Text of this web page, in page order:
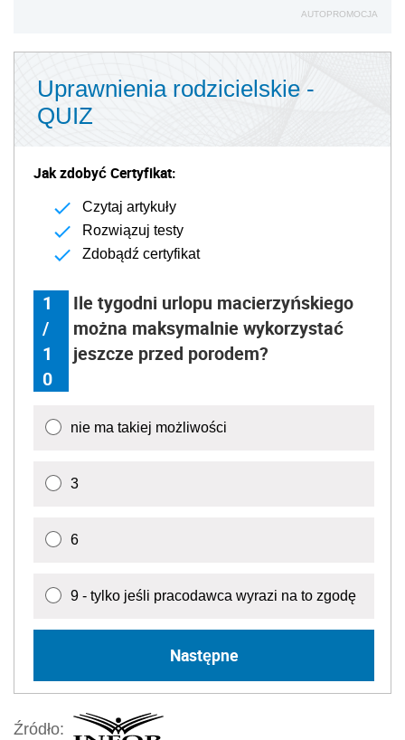
AUTOPROMOCJA
Uprawnienia rodzicielskie -
QUIZ
Jak zdobyć Certyfikat:
Czytaj artykuły
Rozwiązuj testy
Zdobądź certyfikat
1
/
1
0
Ile tygodni urlopu macierzyńskiego
można maksymalnie wykorzystać
jeszcze przed porodem?
nie ma takiej możliwości
3
6
9 - tylko jeśli pracodawca wyrazi na to zgodę
Następne
Źródło: